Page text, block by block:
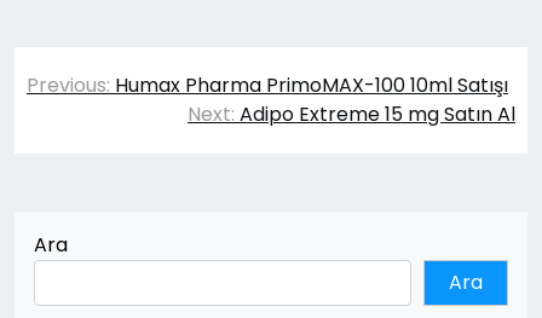
Yazı
gezinmesi
Previous: Humax Pharma PrimoMAX-100 10ml Satışı
Next: Adipo Extreme 15 mg Satın Al
Ara
Ara